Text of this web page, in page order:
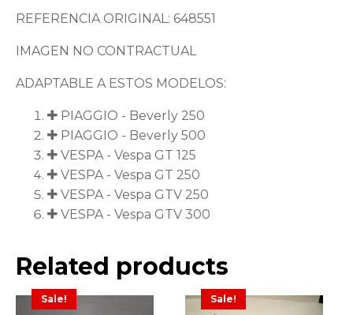
REFERENCIA ORIGINAL: 648551
IMAGEN NO CONTRACTUAL
ADAPTABLE A ESTOS MODELOS:
PIAGGIO - Beverly 250
PIAGGIO - Beverly 500
VESPA - Vespa GT 125
VESPA - Vespa GT 250
VESPA - Vespa GTV 250
VESPA - Vespa GTV 300
Related products
Sale! Sale!